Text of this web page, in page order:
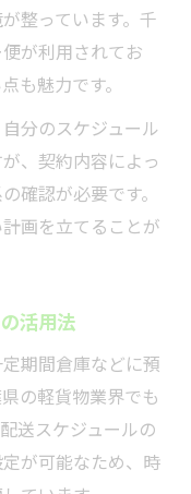
整っています。千
が利用されてお
も魅力です。
分のスケジュール
、契約内容によっ
確認が必要です。
画を立てることが
活用法
期間倉庫などに預
の軽貨物業界でも
送スケジュールの
が可能なため、時